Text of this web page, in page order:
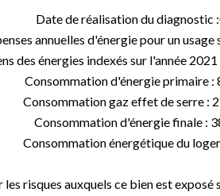
Date de réalisation du
annuelles d'énergie pour un
des énergies indexés sur l'année
Consommation d'énergie primaire :
Consommation gaz effet de serre :
Consommation d'énergie finale :
Consommation énergétique du
risques auxquels ce bien est